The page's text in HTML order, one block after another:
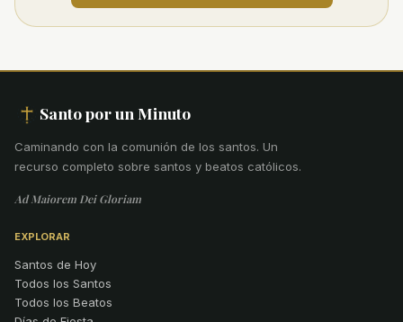
Santo por un Minuto
Caminando con la comunión de los santos. Un
recurso completo sobre santos y beatos católicos.
Ad Maiorem Dei Gloriam
EXPLORAR
Santos de Hoy
Todos los Santos
Todos los Beatos